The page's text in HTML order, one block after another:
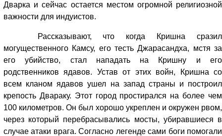
Дварка и сейчас остается местом огромной религиозной
важности для индуистов.
Рассказывают, что когда Кришна сразил
могущественного Камсу, его тесть Джарасандха, мстя за
его убийство, стал нападать на Кришну и его
родственников ядавов. Устав от этих войн, Кришна со
всем кланом ядавов ушел на запад страны и построил
крепость Двараку. Этот город простирался на более чем
100 километров. Он был хорошо укреплен и окружен рвом,
через который перебрасывались мосты, убиравшиеся в
случае атаки врага. Согласно легенде сами боги помогали